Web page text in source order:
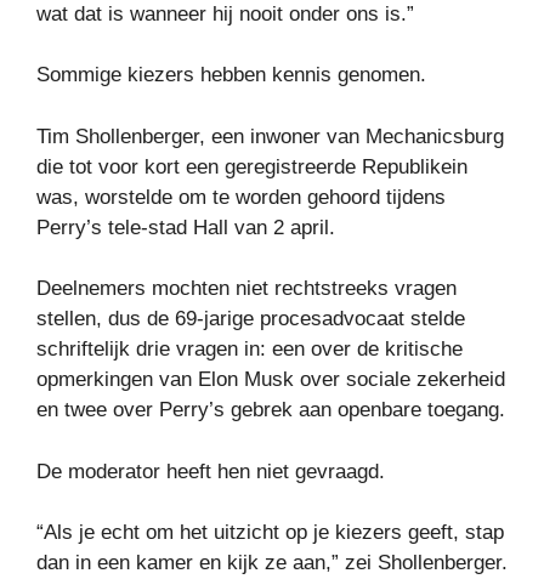
wat dat is wanneer hij nooit onder ons is.”
Sommige kiezers hebben kennis genomen.
Tim Shollenberger, een inwoner van Mechanicsburg
die tot voor kort een geregistreerde Republikein
was, worstelde om te worden gehoord tijdens
Perry’s tele-stad Hall van 2 april.
Deelnemers mochten niet rechtstreeks vragen
stellen, dus de 69-jarige procesadvocaat stelde
schriftelijk drie vragen in: een over de kritische
opmerkingen van Elon Musk over sociale zekerheid
en twee over Perry’s gebrek aan openbare toegang.
De moderator heeft hen niet gevraagd.
“Als je echt om het uitzicht op je kiezers geeft, stap
dan in een kamer en kijk ze aan,” zei Shollenberger.